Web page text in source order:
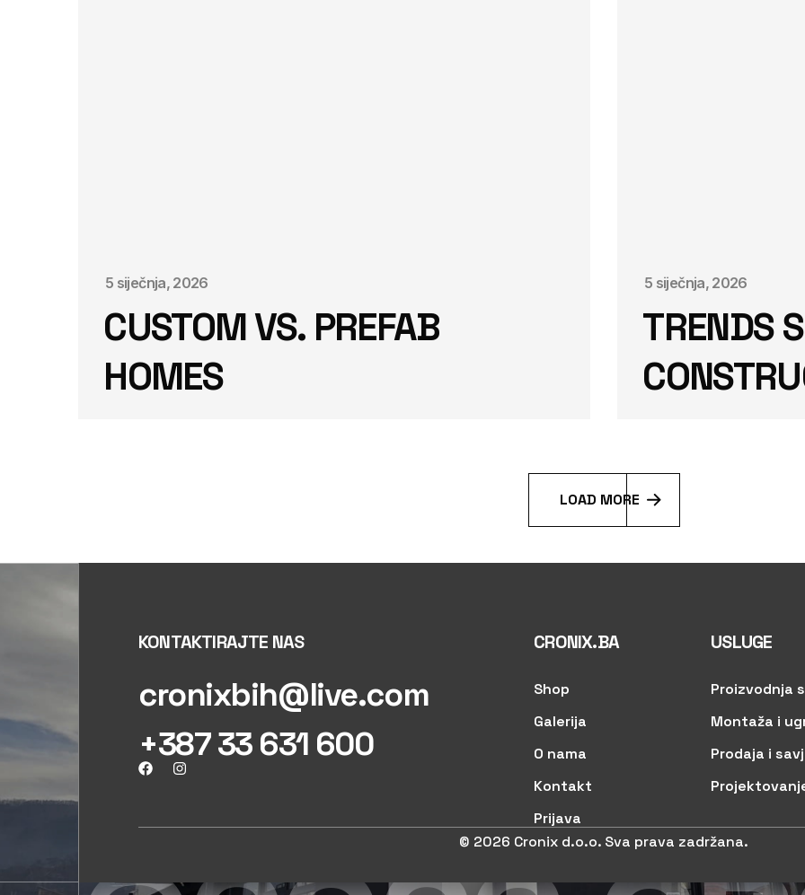
5 siječnja, 2026
CUSTOM VS. PREFAB
HOMES
5 siječnja, 2026
TRENDS
LOAD MORE
KONTAKTIRAJTE NAS
cronixbih@live.com
+387 33 631 600
CRONIX.BA
Shop
Galerija
O nama
Kontakt
Prijava
USLUGE
Proizvodnja
Montaža i
Prodaja i
© 2026 Cronix d.o.o. Sva prava zadržana.